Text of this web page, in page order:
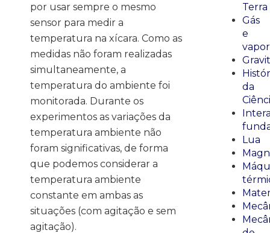
por usar sempre o mesmo
sensor para medir a
temperatura na xícara. Como as
medidas não foram realizadas
simultaneamente, a
temperatura do ambiente foi
monitorada. Durante os
experimentos as variações da
temperatura ambiente não
foram significativas, de forma
que podemos considerar a
temperatura ambiente
constante em ambas as
situações (com agitação e sem
agitação).
Terra
Gás
e
vapor
da
Lua